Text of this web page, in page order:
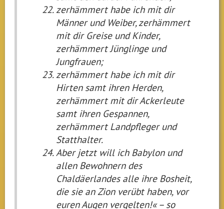
zerhämmert habe ich mit dir
Männer und Weiber, zerhämmert
mit dir Greise und Kinder,
zerhämmert Jünglinge und
Jungfrauen;
zerhämmert habe ich mit dir
Hirten samt ihren Herden,
zerhämmert mit dir Ackerleute
samt ihren Gespannen,
zerhämmert Landpfleger und
Statthalter.
Aber jetzt will ich Babylon und
allen Bewohnern des
Chaldäerlandes alle ihre Bosheit,
die sie an Zion verübt haben, vor
euren Augen vergelten!« – so